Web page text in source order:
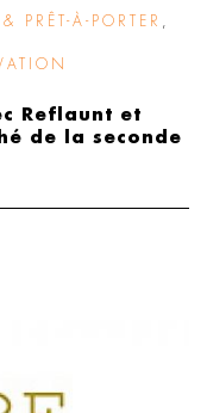
PRÊT-À-PORTER
Reflaunt et
de la seconde